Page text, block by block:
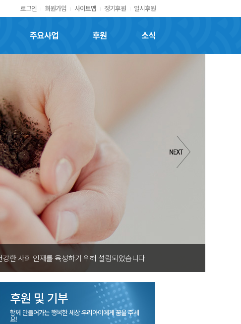
로그인 회원가입 사이트맵 정기후원 일시후원
주요사업 후원 소식
한 사회 인재를 육성하기 위해 설립되었습니다
후원 및 기부
함께 만들어가는 행복한 세상 우리아이에게 꿈을 주세
요!